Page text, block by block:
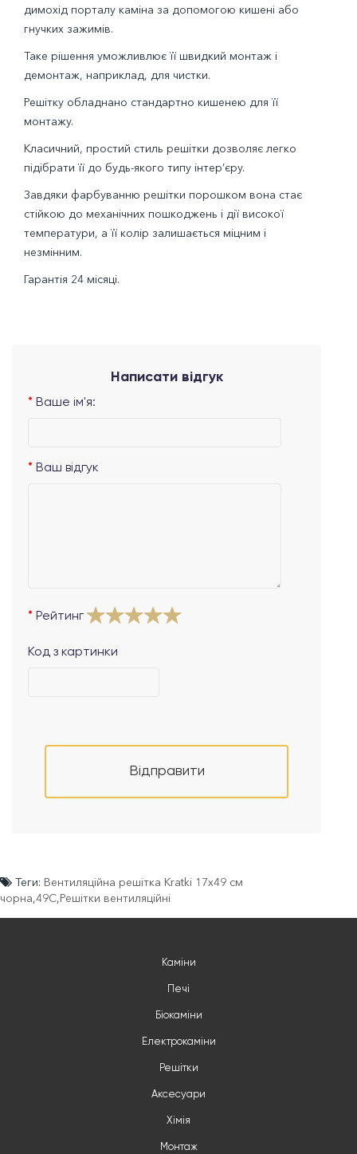
димохід порталу каміна за допомогою кишені або
гнучких зажимів.
Таке рішення уможливлює її швидкий монтаж і
демонтаж, наприклад, для чистки.
Решітку обладнано стандартно кишенею для її
монтажу.
Класичний, простий стиль решітки дозволяє легко
підібрати її до будь-якого типу інтер’єру.
Завдяки фарбуванню решітки порошком вона стає
стійкою до механічних пошкоджень і дії високої
температури, а її колір залишається міцним і
незмінним.
Гарантія 24 місяці.
Написати відгук
Ваше ім'я:
Ваш відгук
Рейтинг
Код з картинки
Відправити
Теги: Вентиляційна решітка Kratki 17х49 см
чорна,49C,Решітки вентиляційні
Каміни
Печі
Біокаміни
Електрокаміни
Решітки
Аксесуари
Хімія
Монтаж